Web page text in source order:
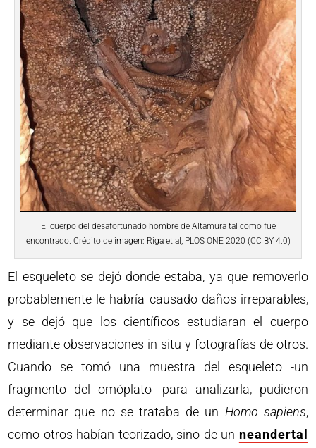
El cuerpo del desafortunado hombre de Altamura tal como fue
encontrado. Crédito de imagen: Riga et al, PLOS ONE 2020 (CC BY 4.0)
El esqueleto se dejó donde estaba, ya que removerlo
probablemente le habría causado daños irreparables,
y se dejó que los científicos estudiaran el cuerpo
mediante observaciones in situ y fotografías de otros.
Cuando se tomó una muestra del esqueleto -un
fragmento del omóplato- para analizarla, pudieron
determinar que no se trataba de un Homo sapiens,
como otros habían teorizado, sino de un neandertal